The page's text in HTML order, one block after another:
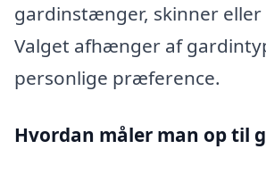
gardinstænger, skinner eller
Valget afhænger af
personlige præference.
Hvordan måler man op til